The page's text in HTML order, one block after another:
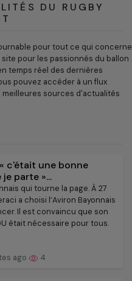
DU RUGBY
pour tout ce qui concerne
pour les passionnés du ballon
temps réel des dernières
pouvez accéder à un flux
sources d'actualités
c'était une bonne
parte »...
qui tourne la page. À 27
a choisi l’Aviron Bayonnais
Il est convaincu que son
était nécessaire pour tous.
ago 4